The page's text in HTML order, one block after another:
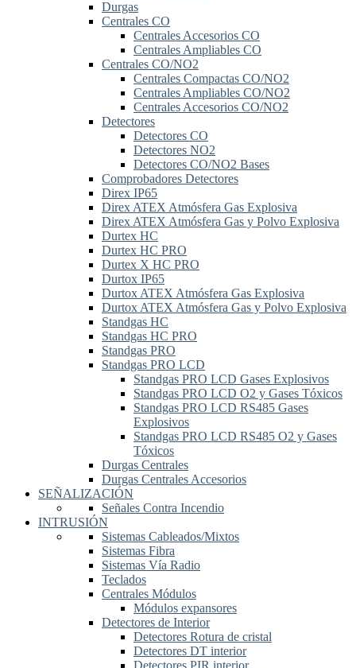
Durgas
Centrales CO
Centrales Accesorios CO
Centrales Ampliables CO
Centrales CO/NO2
Centrales Compactas CO/NO2
Centrales Ampliables CO/NO2
Centrales Accesorios CO/NO2
Detectores
Detectores CO
Detectores NO2
Detectores CO/NO2 Bases
Comprobadores Detectores
Direx IP65
Direx ATEX Atmósfera Gas Explosiva
Direx ATEX Atmósfera Gas y Polvo Explosiva
Durtex HC
Durtex HC PRO
Durtex X HC PRO
Durtox IP65
Durtox ATEX Atmósfera Gas Explosiva
Durtox ATEX Atmósfera Gas y Polvo Explosiva
Standgas HC
Standgas HC PRO
Standgas PRO
Standgas PRO LCD
Standgas PRO LCD Gases Explosivos
Standgas PRO LCD O2 y Gases Tóxicos
Standgas PRO LCD RS485 Gases
Explosivos
Standgas PRO LCD RS485 O2 y Gases
Tóxicos
Durgas Centrales
Durgas Centrales Accesorios
SEÑALIZACIÓN
Señales Contra Incendio
INTRUSIÓN
Sistemas Cableados/Mixtos
Sistemas Fibra
Sistemas Vía Radio
Teclados
Centrales Módulos
Módulos expansores
Detectores de Interior
Detectores Rotura de cristal
Detectores DT interior
Detectores PIR interior